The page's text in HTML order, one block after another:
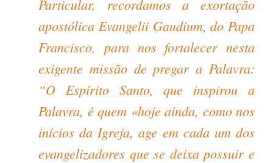
Particular, recordamos a exortação
apostólica Evangelii Gaudium, do Papa
Francisco, para nos fortalecer nesta
exigente missão de pregar a Palavra:
“O Espírito Santo, que inspirou a
Palavra, é quem «hoje ainda, como nos
inícios da Igreja, age em cada um dos
evangelizadores que se deixa possuir e